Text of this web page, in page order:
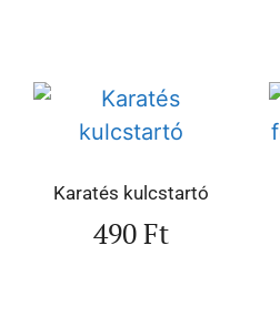
Karatés kulcstartó
490Ft